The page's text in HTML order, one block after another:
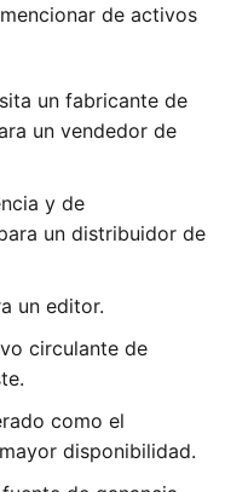
de activos
un fabricante de
un vendedor de
y de
un distribuidor de
un editor.
circulante de
como el
disponibilidad.